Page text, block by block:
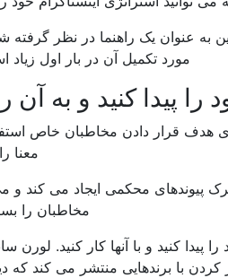
به عنوان یک راهنما در نظر گرفته
مورد تکمیل آن در بار اول زیاد
(مرحله 2 در بالا)، از آن برای هدف قرار دادن
معنا
پیوندهای محکمی ایجاد می کند و
مخاطبان را
کنید و با آنها کار کنید. لورن
با برندهایی منتشر می کند که